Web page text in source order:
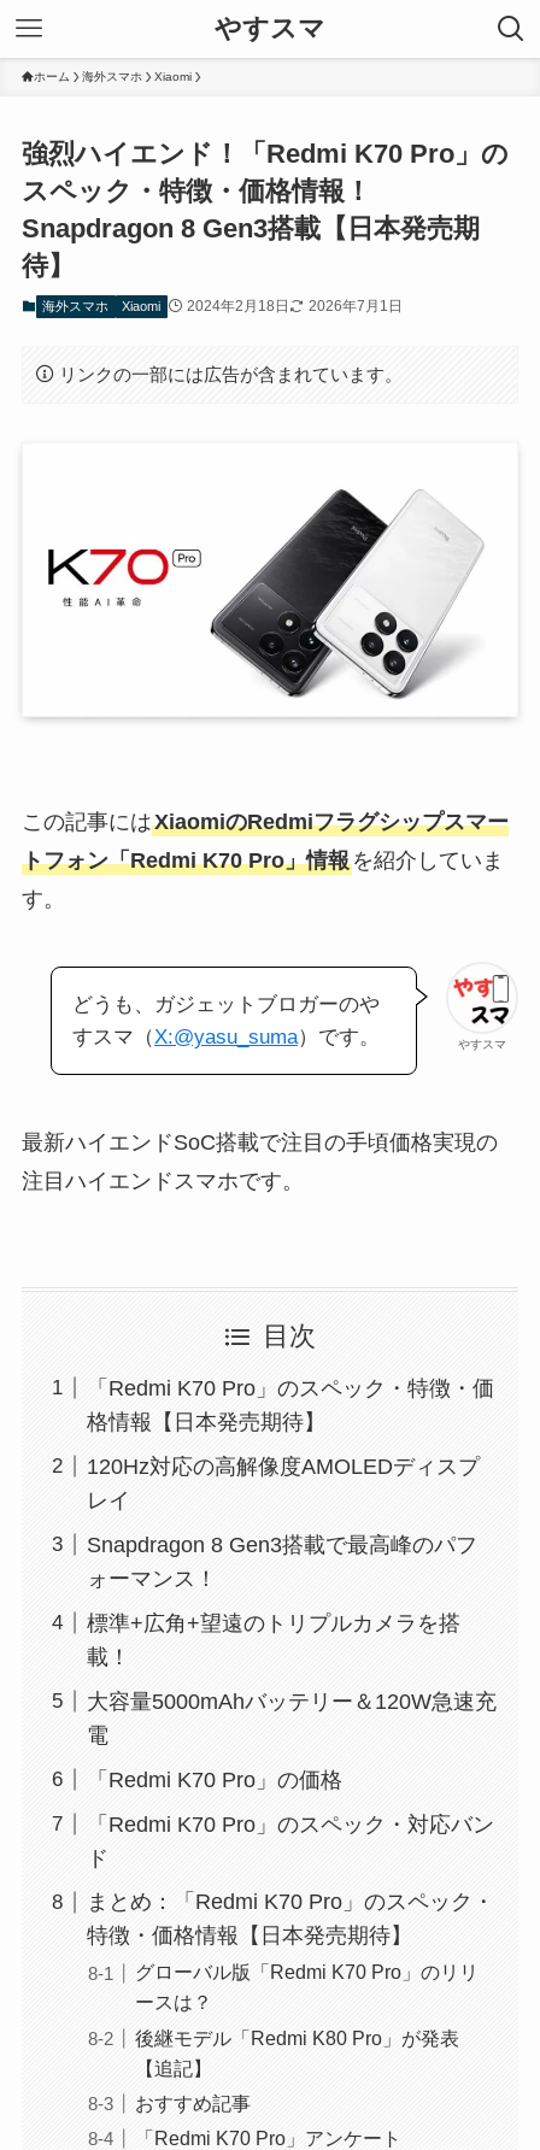
やすスマ
ホーム 海外スマホ Xiaomi
強烈ハイエンド！「Redmi K70 Pro」の
スペック・特徴・価格情報！
Snapdragon 8 Gen3搭載【日本発売期
待】
海外スマホ Xiaomi 2024年2月18日 2026年7月1日
リンクの一部には広告が含まれています。
この記事にはXiaomiのRedmiフラグシップスマー
トフォン「Redmi K70 Pro」情報を紹介していま
す。
やすスマ
どうも、ガジェットブロガーのや
すスマ（X:@yasu_suma）です。
最新ハイエンドSoC搭載で注目の手頃価格実現の
注目ハイエンドスマホです。
目次
「Redmi K70 Pro」のスペック・特徴・価
格情報【日本発売期待】
120Hz対応の高解像度AMOLEDディスプ
レイ
Snapdragon 8 Gen3搭載で最高峰のパフ
ォーマンス！
標準+広角+望遠のトリプルカメラを搭
載！
大容量5000mAhバッテリー＆120W急速充
電
「Redmi K70 Pro」の価格
「Redmi K70 Pro」のスペック・対応バン
ド
まとめ：「Redmi K70 Pro」のスペック・
特徴・価格情報【日本発売期待】
グローバル版「Redmi K70 Pro」のリリ
ースは？
後継モデル「Redmi K80 Pro」が発表
【追記】
おすすめ記事
「Redmi K70 Pro」アンケート